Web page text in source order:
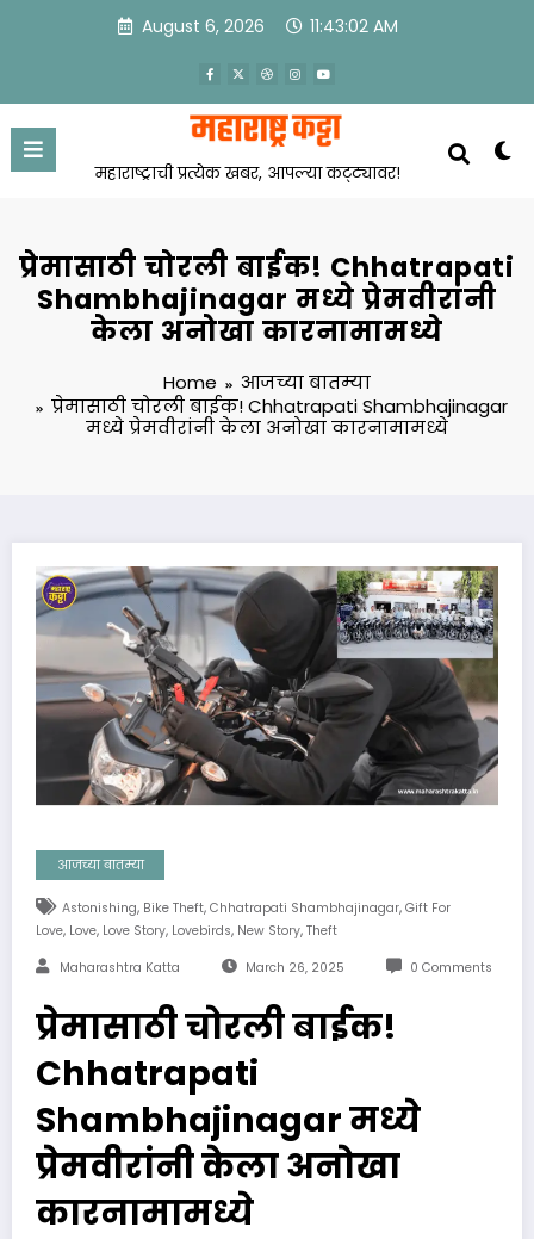
August 6, 2026 11:43:03 AM
महाराष्ट्राची प्रत्येक खबर, आपल्या कट्ट्यावर!
प्रेमासाठी चोरली बाईक! Chhatrapati
Shambhajinagar मध्ये प्रेमवीरांनी
केला अनोखा कारनामामध्ये
Home
आजच्या बातम्या
प्रेमासाठी चोरली बाईक! Chhatrapati Shambhajinagar
मध्ये प्रेमवीरांनी केला अनोखा कारनामामध्ये
आजच्या बातम्या
Astonishing, Bike Theft, Chhatrapati Shambhajinagar, Gift For
Love, Love, Love Story, Lovebirds, New Story, Theft
Maharashtra Katta March 26, 2025 0 Comments
प्रेमासाठी चोरली बाईक!
Chhatrapati
Shambhajinagar मध्ये
प्रेमवीरांनी केला अनोखा
कारनामामध्ये